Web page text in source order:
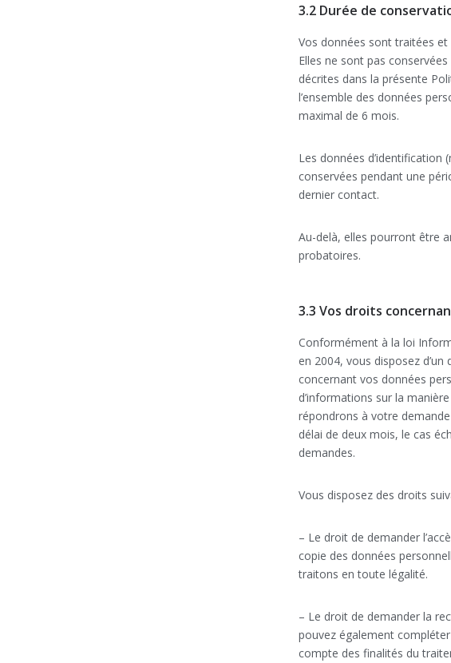
3.2 Durée de
Vos données sont traitées
Elles ne sont pas
décrites dans la présente
l’ensemble des données
maximal de 6 mois.
Les données
conservées pendant une
dernier contact.
Au-delà, elles pourront être
probatoires.
3.3 Vos droits
Conformément à la loi
en 2004, vous disposez
concernant vos données
d’informations sur la
répondrons à votre
délai de deux mois, le cas
demandes.
Vous disposez des droits
– Le droit de demander
copie des données
traitons en toute légalité.
– Le droit de demander la
pouvez également
compte des finalités du